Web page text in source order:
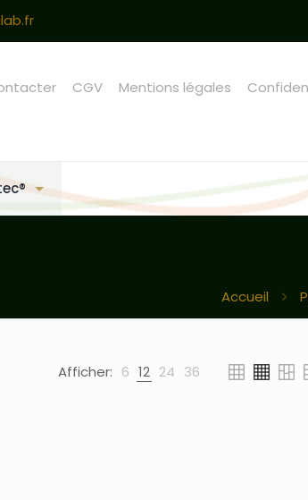
CGV Mentions légales
Accueil
Afficher: 6 12 24 36